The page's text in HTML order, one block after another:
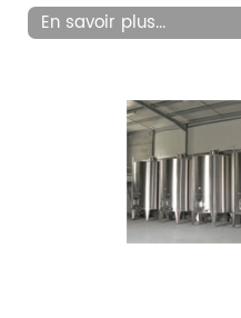
En savoir plus...